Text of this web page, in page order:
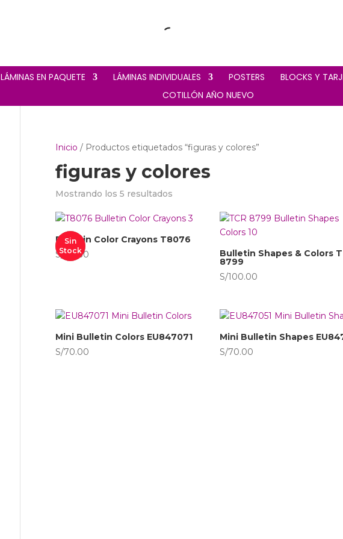
‎ LÁMINAS EN PAQUETE ‎ LÁMINAS INDIVIDUALES ‎ POSTERS
BLOCKS Y
‎COTILLÓN AÑO NUEVO
Inicio / Productos etiquetados “figuras y colores”
figuras y colores
Mostrando los 5 resultados
Sin
Stock
Bulletin Color Crayons T8076
S/153.30 Bulletin Shapes & Colors
8799
S/100.00
Mini Bulletin Colors EU847071
S/70.00
Mini Bulletin Shapes
S/70.00